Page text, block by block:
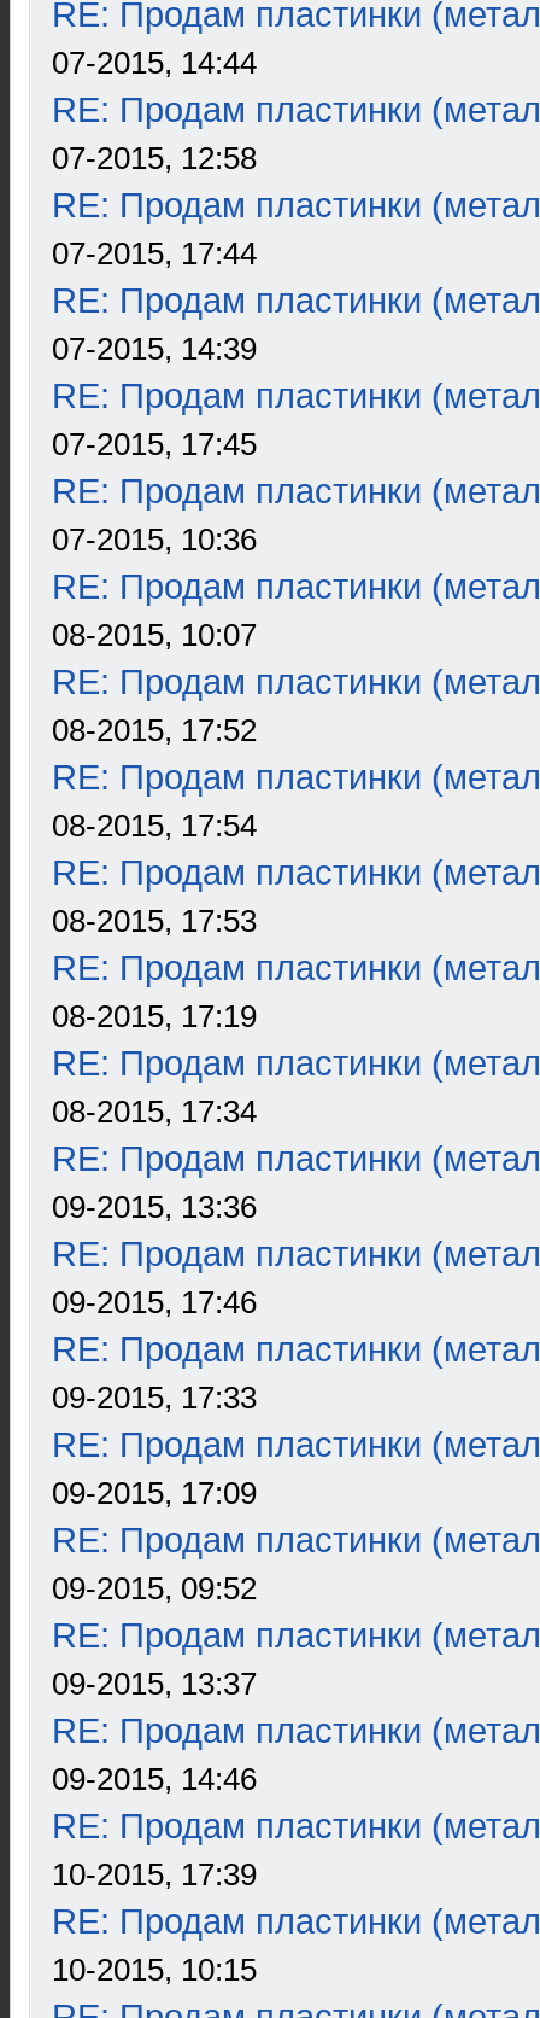
RE: Продам пластинки
07-2015, 14:44
RE: Продам пластинки
07-2015, 12:58
RE: Продам пластинки
07-2015, 17:44
RE: Продам пластинки
07-2015, 14:39
RE: Продам пластинки
07-2015, 17:45
RE: Продам пластинки
07-2015, 10:36
RE: Продам пластинки
08-2015, 10:07
RE: Продам пластинки
08-2015, 17:52
RE: Продам пластинки
08-2015, 17:54
RE: Продам пластинки
08-2015, 17:53
RE: Продам пластинки
08-2015, 17:19
RE: Продам пластинки
08-2015, 17:34
RE: Продам пластинки
09-2015, 13:36
RE: Продам пластинки
09-2015, 17:46
RE: Продам пластинки
09-2015, 17:33
RE: Продам пластинки
09-2015, 17:09
RE: Продам пластинки
09-2015, 09:52
RE: Продам пластинки
09-2015, 13:37
RE: Продам пластинки
09-2015, 14:46
RE: Продам пластинки
10-2015, 17:39
RE: Продам пластинки
10-2015, 10:15